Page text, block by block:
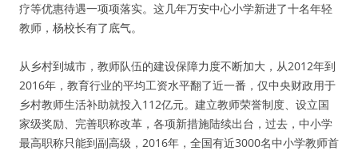
疗等优惠待遇一项项落实。这几年万安中心小学新进了十名年轻
教师，杨校长有了底气。
从乡村到城市，教师队伍的建设保障力度不断加大，从2012年到
2016年，教育行业的平均工资水平翻了近一番，仅中央财政用于
乡村教师生活补助就投入112亿元。建立教师荣誉制度、设立国
家级奖励、完善职称改革，各项新措施陆续出台，过去，中小学
最高职称只能到副高级，2016年，全国有近3000名中小学教师首